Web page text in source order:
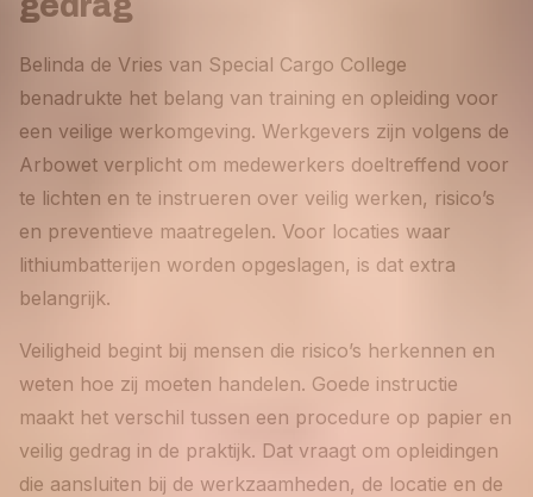
Belinda de Vries van Special Cargo College
benadrukte het belang van training en opleiding voor
een veilige werkomgeving. Werkgevers zijn volgens de
Arbowet verplicht om medewerkers doeltreffend voor
te lichten en te instrueren over veilig werken, risico’s
en preventieve maatregelen. Voor locaties waar
lithiumbatterijen worden opgeslagen, is dat extra
belangrijk.
Veiligheid begint bij mensen die risico’s herkennen en
weten hoe zij moeten handelen. Goede instructie
maakt het verschil tussen een procedure op papier en
veilig gedrag in de praktijk. Dat vraagt om opleidingen
die aansluiten bij de werkzaamheden, de locatie en de